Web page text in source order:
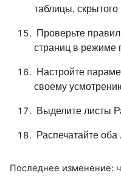
таблицы,
Проверьте
страниц в режиме
Настройте
своему
Выделите листы
Распечатайте оба
Последнее изменение: